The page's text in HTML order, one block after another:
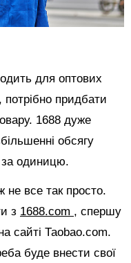
для оптових
придбати
1688 дуже
обсягу
за одиницю.
все так просто.
з 1688.com , спершу
сайті Таоbао.com.
буде внести свої